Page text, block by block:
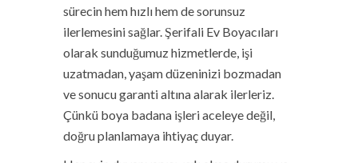
sürecin hem hızlı hem de sorunsuz
ilerlemesini sağlar. Şerifali Ev Boyacıları
olarak sunduğumuz hizmetlerde, işi
uzatmadan, yaşam düzeninizi bozmadan
ve sonucu garanti altına alarak ilerleriz.
Çünkü boya badana işleri aceleye değil,
doğru planlamaya ihtiyaç duyar.